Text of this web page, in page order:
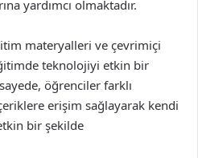
yardımcı olmaktadır.
materyalleri ve çevrimiçi
teknolojiyi etkin bir
öğrenciler farklı
erişim sağlayarak kendi
bir şekilde